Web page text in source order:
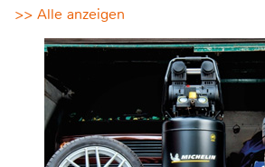
>> Alle anzeigen